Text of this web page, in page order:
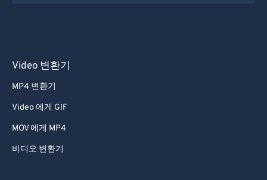
Video 변환기
MP4 변환기
Video 에게 GIF
MOV 에게 MP4
비디오 변환기